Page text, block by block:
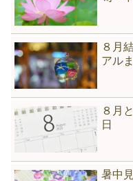
８月
アル
８月
日
暑中